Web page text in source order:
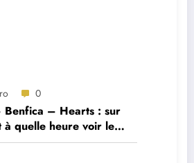
0
Benfica – Hearts : sur
à quelle heure voir le